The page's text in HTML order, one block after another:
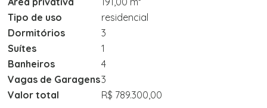
Tipo de uso
residencial
Dormitórios
3
Suítes
1
Banheiros
4
Vagas de Garagens3
Valor total
R$ 789.300,00